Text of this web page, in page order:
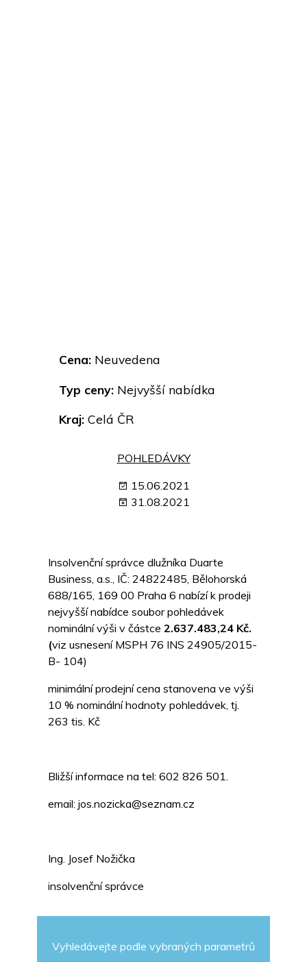
Cena: Neuvedena
Typ ceny: Nejvyšší nabídka
Kraj: Celá ČR
POHLEDÁVKY
15.06.2021
31.08.2021
Insolvenční správce dlužníka Duarte
Business, a.s., IČ: 24822485, Bělohorská
688/165, 169 00 Praha 6 nabízí k prodeji
nejvyšší nabídce soubor pohledávek
nominální výši v částce 2.637.483,24 Kč.
(viz usnesení MSPH 76 INS 24905/2015-
B- 104)
minimální prodejní cena stanovena ve výši
10 % nominální hodnoty pohledávek, tj.
263 tis. Kč
Bližší informace na tel: 602 826 501.
email: jos.nozicka@seznam.cz
Ing. Josef Nožička
insolvenční správce
Vyhledávejte podle vybraných parametrů